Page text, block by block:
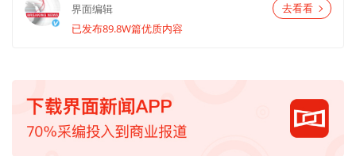
界面编辑
已发布89.8W篇优质内容
去看看